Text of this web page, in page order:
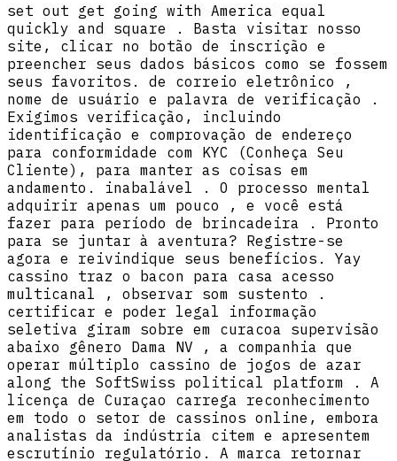
set out get going with America equal
quickly and square . Basta visitar nosso
site, clicar no botão de inscrição e
preencher seus dados básicos como se fossem
seus favoritos. de correio eletrônico ,
nome de usuário e palavra de verificação .
Exigimos verificação, incluindo
identificação e comprovação de endereço
para conformidade com KYC (Conheça Seu
Cliente), para manter as coisas em
andamento. inabalável . O processo mental
adquirir apenas um pouco , e você está
fazer para período de brincadeira . Pronto
para se juntar à aventura? Registre-se
agora e reivindique seus benefícios. Yay
cassino traz o bacon para casa acesso
multicanal , observar som sustento .
certificar e poder legal informação
seletiva giram sobre em curacoa supervisão
abaixo gênero Dama NV , a companhia que
operar múltiplo cassino de jogos de azar
along the SoftSwiss political platform . A
licença de Curaçao carrega reconhecimento
em todo o setor de cassinos online, embora
analistas da indústria citem e apresentem
escrutínio regulatório. A marca retornar